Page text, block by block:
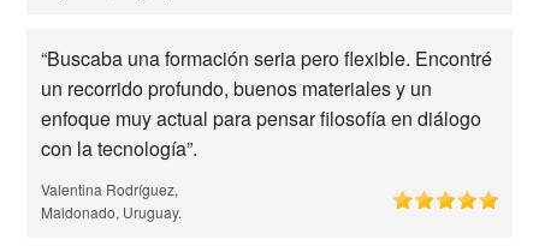
“Buscaba una formación seria pero flexible. Encontré
un recorrido profundo, buenos materiales y un
enfoque muy actual para pensar filosofía en diálogo
con la tecnología”.
Valentina Rodríguez,
Maldonado, Uruguay.